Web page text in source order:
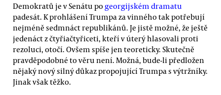
Demokratů je v Senátu po georgijském dramatu
padesát. K prohlášení Trumpa za vinného tak potřebují
nejméně sedmnáct republikánů. Je jistě možné, že ještě
jedenáct z čtyřiačtyřiceti, kteří v úterý hlasovali proti
rezoluci, otočí. Ovšem spíše jen teoreticky. Skutečně
pravděpodobné to věru není. Možná, bude-li předložen
nějaký nový silný důkaz propojující Trumpa s výtržníky.
Jinak však těžko.